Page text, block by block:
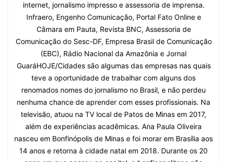
internet, jornalismo impresso e assessoria de imprensa.
Infraero, Engenho Comunicação, Portal Fato Online e
Câmara em Pauta, Revista BNC, Assessoria de
Comunicação do Sesc-DF, Empresa Brasil de Comunicação
(EBC), Rádio Nacional da Amazônia e Jornal
GuaráHOJE/Cidades são algumas das empresas nas quais
teve a oportunidade de trabalhar com alguns dos
renomados nomes do jornalismo no Brasil, e não perdeu
nenhuma chance de aprender com esses profissionais. Na
televisão, atuou na TV local de Patos de Minas em 2017,
além de experiências acadêmicas. Ana Paula Oliveira
nasceu em Bonfinópolis de Minas e foi morar em Brasília aos
14 anos e retorna à cidade natal em 2018. Durante os 20